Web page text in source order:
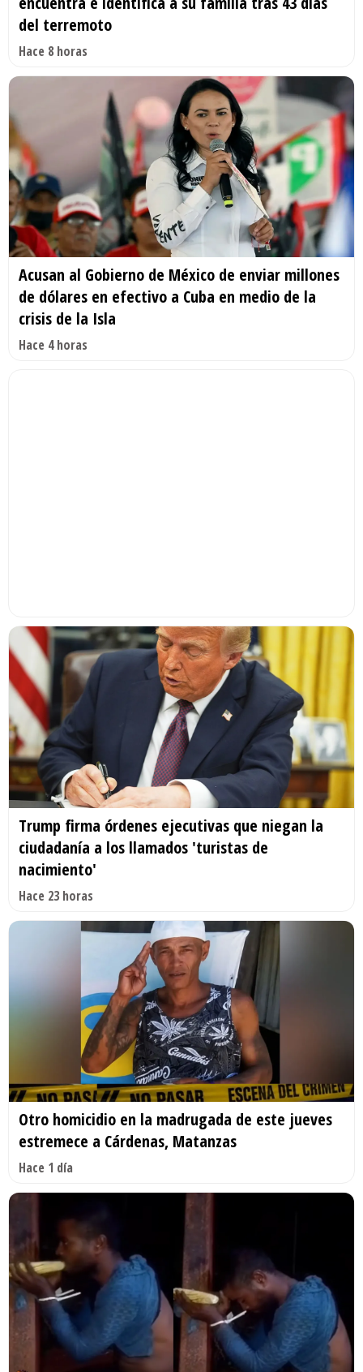
del terremoto
Hace 8 horas
Acusan al Gobierno de México de enviar millones
de dólares en efectivo a Cuba en medio de la
crisis de la Isla
Hace 4 horas
Trump firma órdenes ejecutivas que niegan la
ciudadanía a los llamados 'turistas de
nacimiento'
Hace 23 horas
Otro homicidio en la madrugada de este jueves
estremece a Cárdenas, Matanzas
Hace 1 día